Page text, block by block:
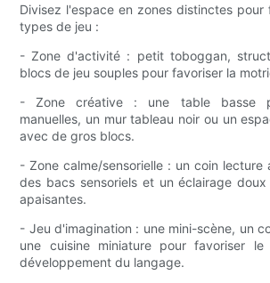
Divisez l'espace en zones distinctes
types de jeu :
- Zone d'activité : petit toboggan,
blocs de jeu souples pour favoriser la
- Zone créative : une table basse
manuelles, un mur tableau noir ou un
avec de gros blocs.
- Zone calme/sensorielle : un coin lecture
des bacs sensoriels et un éclairage
apaisantes.
- Jeu d'imagination : une mini-scène, un
une cuisine miniature pour favoriser
développement du langage.